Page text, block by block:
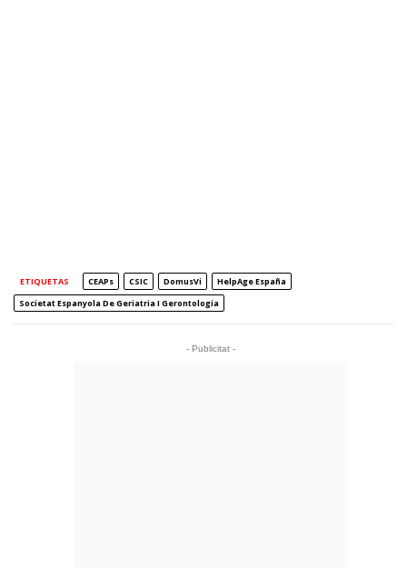
ETIQUETAS CEAPs CSIC DomusVi
HelpAge España
Societat Espanyola De Geriatria I Gerontologia
- Publicitat -